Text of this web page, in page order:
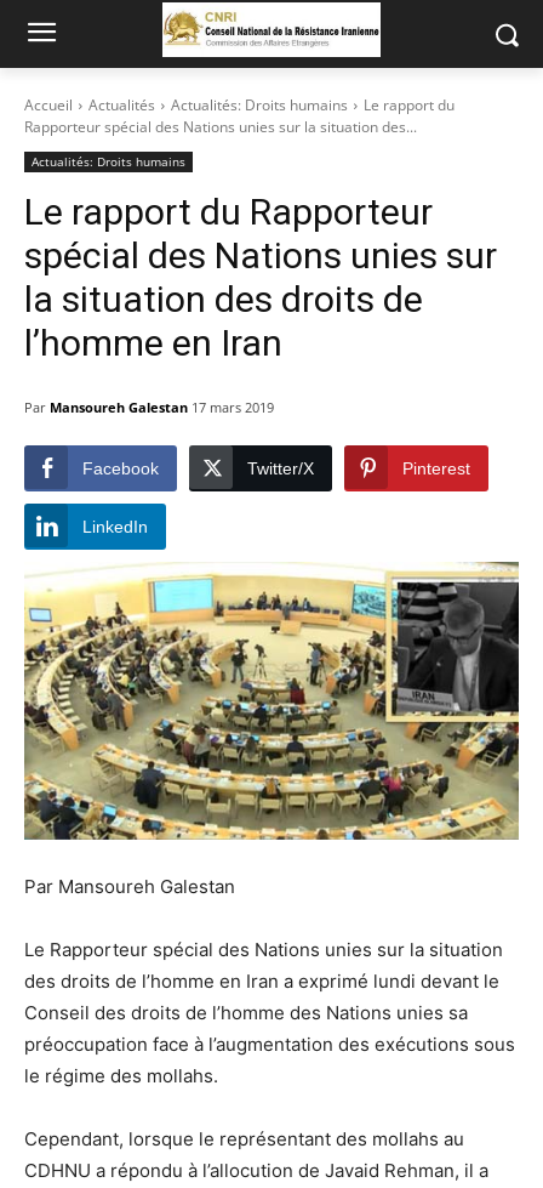
Accueil Actualités Actualités: Droits humains
Le rapport du
Rapporteur spécial des Nations unies sur la situation des...
Actualités: Droits humains
Le rapport du Rapporteur
spécial des Nations unies sur
la situation des droits de
l’homme en Iran
Par Mansoureh Galestan 17 mars 2019
Facebook Twitter/X Pinterest
LinkedIn
Par Mansoureh Galestan
Le Rapporteur spécial des Nations unies sur la situation
des droits de l’homme en Iran a exprimé lundi devant le
Conseil des droits de l’homme des Nations unies sa
préoccupation face à l’augmentation des exécutions sous
le régime des mollahs.
Cependant, lorsque le représentant des mollahs au
CDHNU a répondu à l’allocution de Javaid Rehman, il a